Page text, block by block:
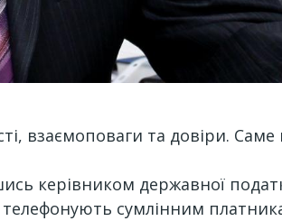
взаємоповаги та довіри.
керівником державної
телефонують сумлінним